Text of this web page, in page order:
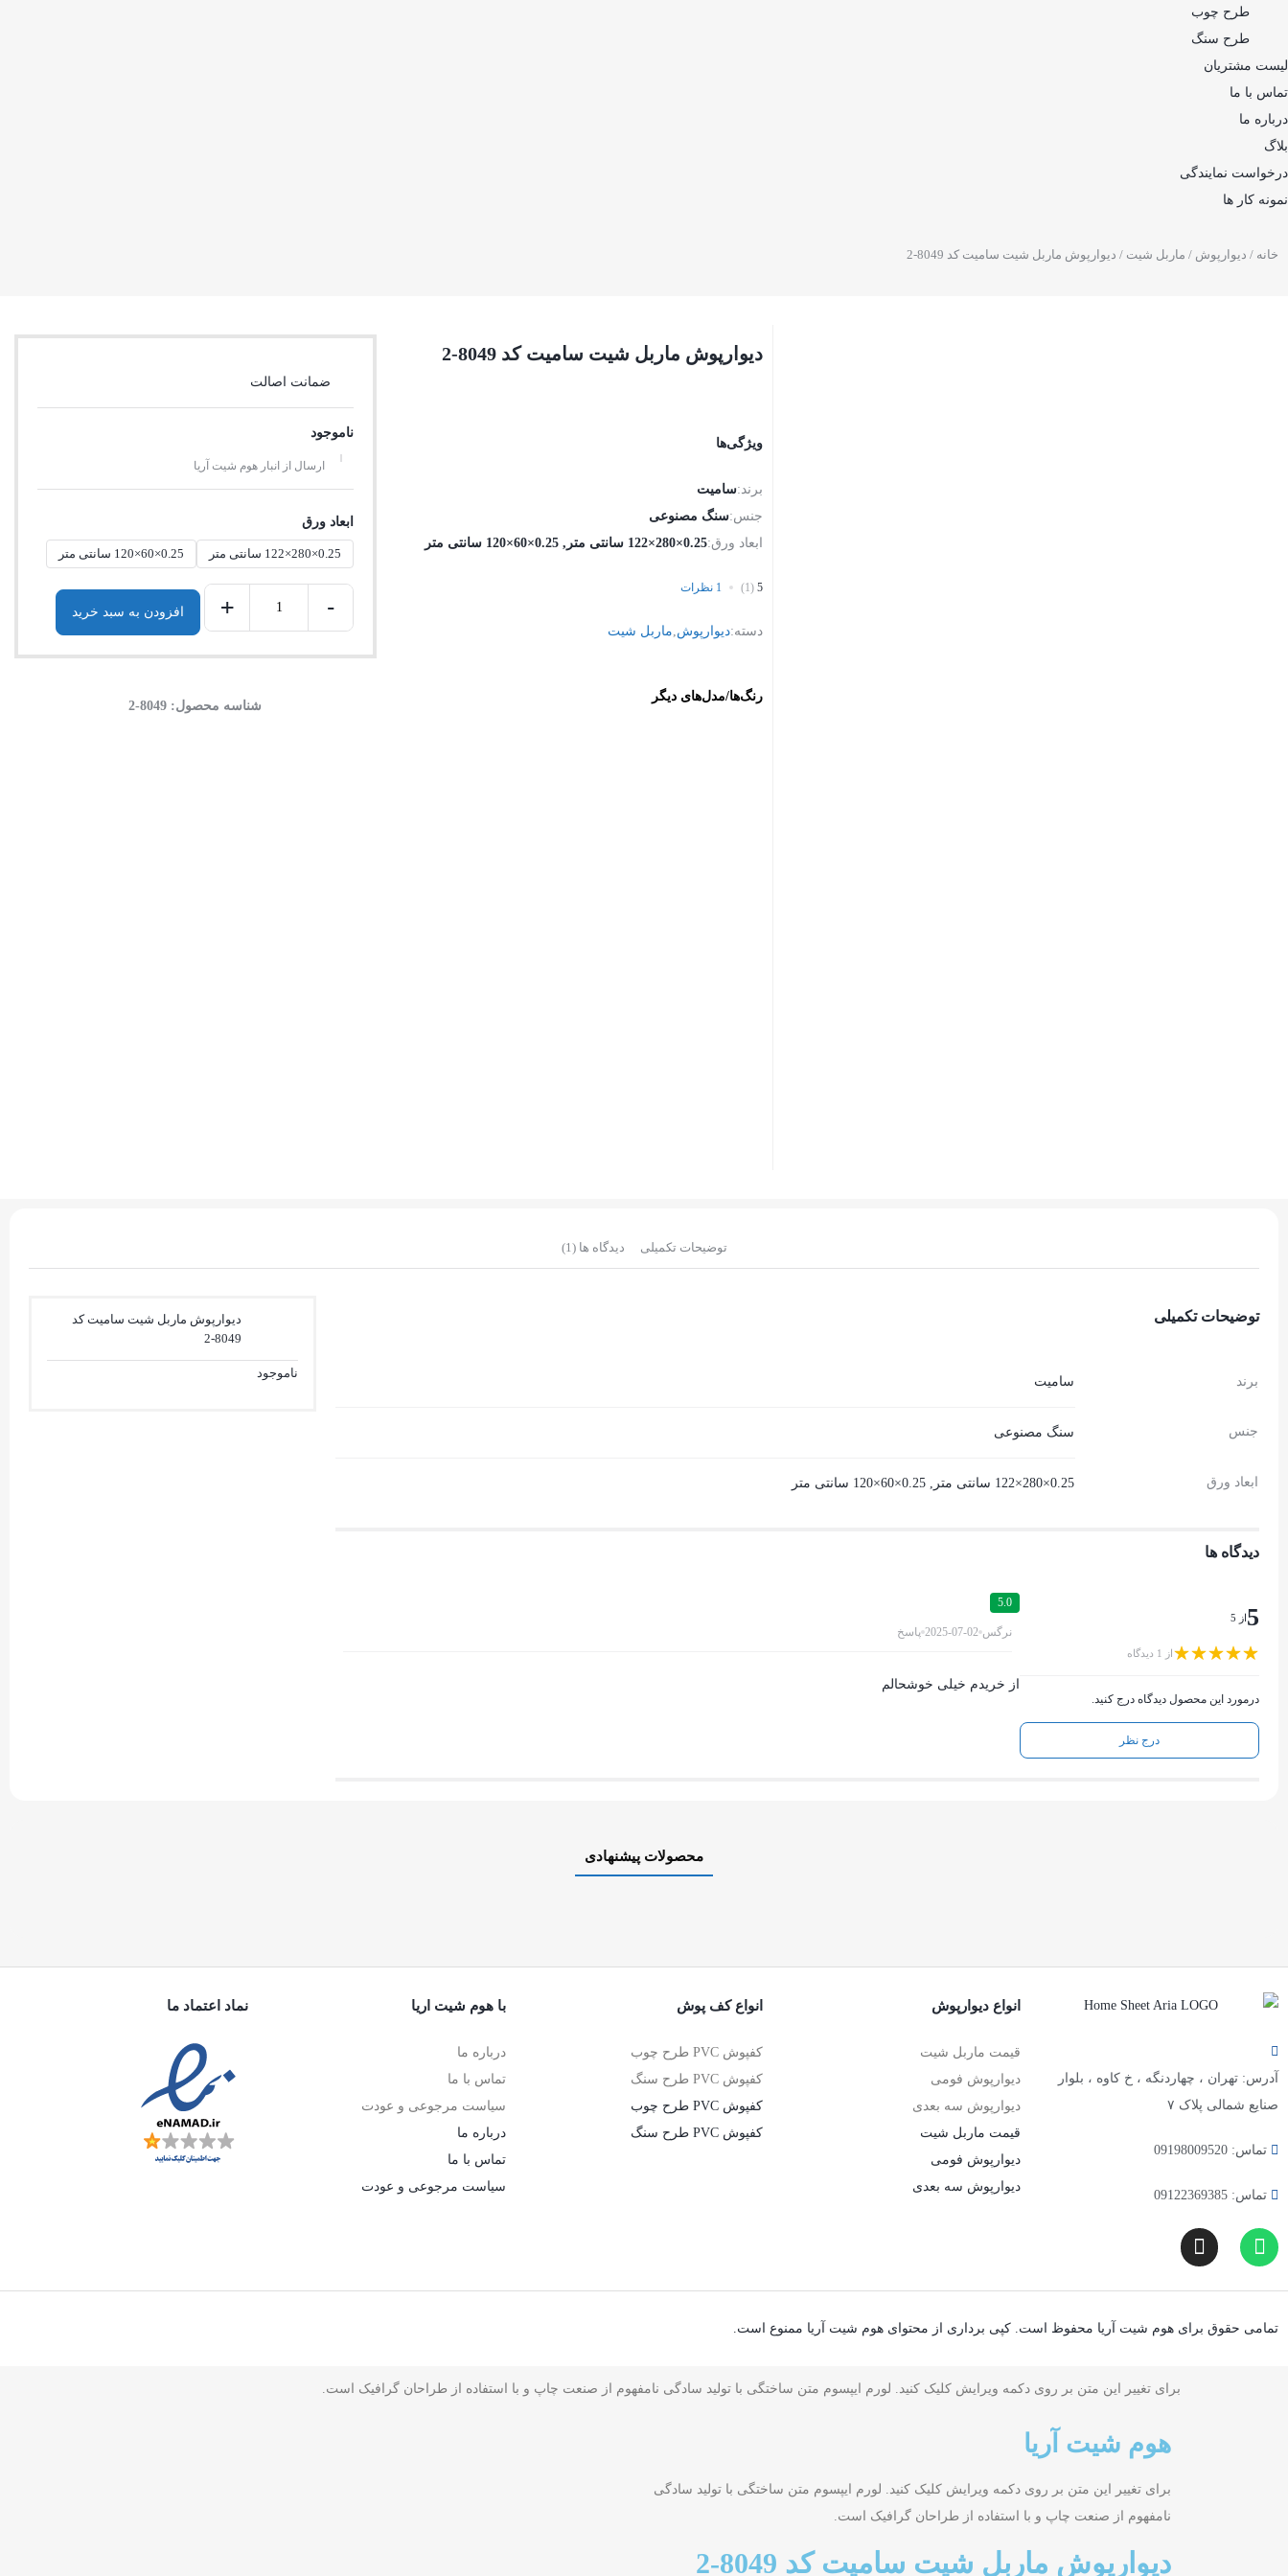
طرح چوب
طرح سنگ
لیست مشتریان
تماس با ما
درباره ما
بلاگ
درخواست نمایندگی
نمونه کار ها
خانه / دیوارپوش / ماربل شیت / دیوارپوش ماربل شیت سامیت کد 8049-2
دیوارپوش ماربل شیت سامیت کد 8049-2
ویژگی‌ها
برند:سامیت
جنس:سنگ مصنوعی
ابعاد ورق:0.25×280×122 سانتی متر, 0.25×60×120 سانتی متر
5
(1) 1 نظرات
دسته:دیوارپوش,ماربل شیت
رنگ‌ها/مدل‌های دیگر
ضمانت اصالت
ناموجود
ارسال از انبار هوم شیت آریا
ابعاد ورق
0.25×280×122 سانتی متر 0.25×60×120 سانتی متر
-
+ افزودن به سبد خرید
شناسه محصول: 8049-2
توضیحات تکمیلی دیدگاه ها (1)
توضیحات تکمیلی
برند سامیت
جنس سنگ مصنوعی
ابعاد ورق 0.25×280×122 سانتی متر, 0.25×60×120 سانتی متر
دیدگاه ها
5از 5
از 1 دیدگاه
درمورد این محصول دیدگاه درج کنید.
درج نظر
5.0
نرگس 2025-07-02 پاسخ
از خریدم خیلی خوشحالم
دیوارپوش ماربل شیت سامیت کد
8049-2
ناموجود
محصولات پیشنهادی
آدرس: تهران ، چهاردنگه ، خ کاوه ، بلوار
صنایع شمالی پلاک ۷
تماس: 09198009520
تماس: 09122369385
انواع دیوارپوش
قیمت ماربل شیت
دیوارپوش فومی
دیوارپوش سه بعدی
قیمت ماربل شیت
دیوارپوش فومی
دیوارپوش سه بعدی
انواع کف پوش
کفپوش PVC طرح چوب
کفپوش PVC طرح سنگ
کفپوش PVC طرح چوب
کفپوش PVC طرح سنگ
با هوم شیت اریا
درباره ما
تماس با ما
سیاست مرجوعی و عودت
درباره ما
تماس با ما
سیاست مرجوعی و عودت
نماد اعتماد ما
تمامی حقوق برای هوم شیت آریا محفوظ است. کپی برداری از محتوای هوم شیت آریا ممنوع است.
برای تغییر این متن بر روی دکمه ویرایش کلیک کنید. لورم ایپسوم متن ساختگی با تولید سادگی نامفهوم از صنعت چاپ و با استفاده از طراحان گرافیک است.
هوم شیت آریا
برای تغییر این متن بر روی دکمه ویرایش کلیک کنید. لورم ایپسوم متن ساختگی با تولید سادگی
نامفهوم از صنعت چاپ و با استفاده از طراحان گرافیک است.
دیوارپوش ماربل شیت سامیت کد 8049-2